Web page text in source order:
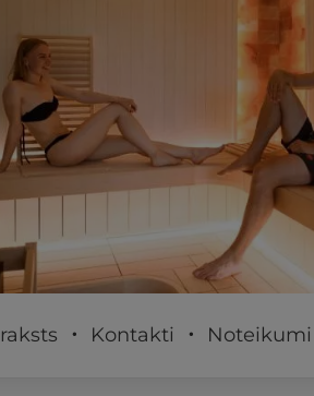
PĒRKU
Kontakti Noteikumi